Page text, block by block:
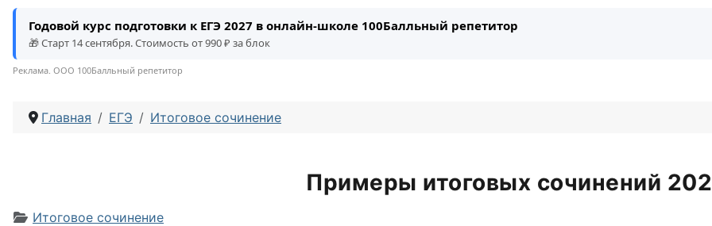
Годовой курс подготовки к ЕГЭ 2027 в онлайн-школе 100Балльный репетитор
🎁 Старт 14 сентября. Стоимость от 990 ₽ за блок
Реклама. ООО 100Балльный репетитор
Главная ЕГЭ Итоговое сочинение
Примеры итоговых сочинений
Информация о материале
Итоговое сочинение